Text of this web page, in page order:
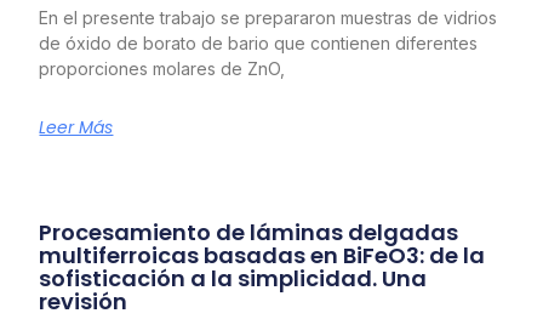
En el presente trabajo se prepararon muestras de vidrios
de óxido de borato de bario que contienen diferentes
proporciones molares de ZnO,
Leer Más
Procesamiento de láminas delgadas
multiferroicas basadas en BiFeO3: de la
sofisticación a la simplicidad. Una
revisión